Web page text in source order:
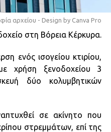
αρχείου - Design by Canva Pro
στη Βόρεια Κέρκυρα.
ενός ισογείου κτιρίου,
χρήση ξενοδοχείου 3
δύο κολυμβητικών
σε ακίνητο που
στρεμμάτων, επί της